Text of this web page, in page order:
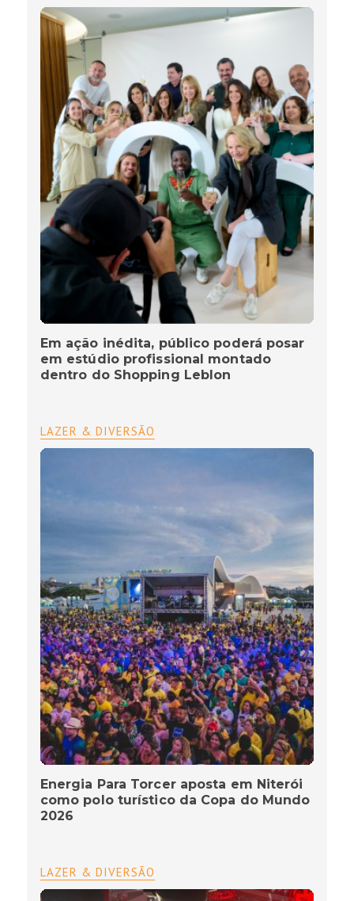
Em ação inédita, público poderá posar
em estúdio profissional montado
dentro do Shopping Leblon
LAZER & DIVERSÃO
Energia Para Torcer aposta em Niterói
como polo turístico da Copa do Mundo
2026
LAZER & DIVERSÃO